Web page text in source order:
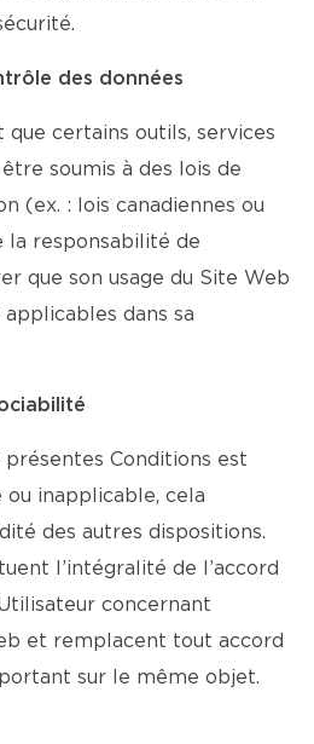
des données
que certains outils, services
soumis à des lois de
(ex. : lois canadiennes ou
la responsabilité de
que son usage du Site Web
dans sa
présentes Conditions est
ou inapplicable, cela
des autres dispositions.
l’intégralité de l’accord
concernant
et remplacent tout accord
sur le même objet.